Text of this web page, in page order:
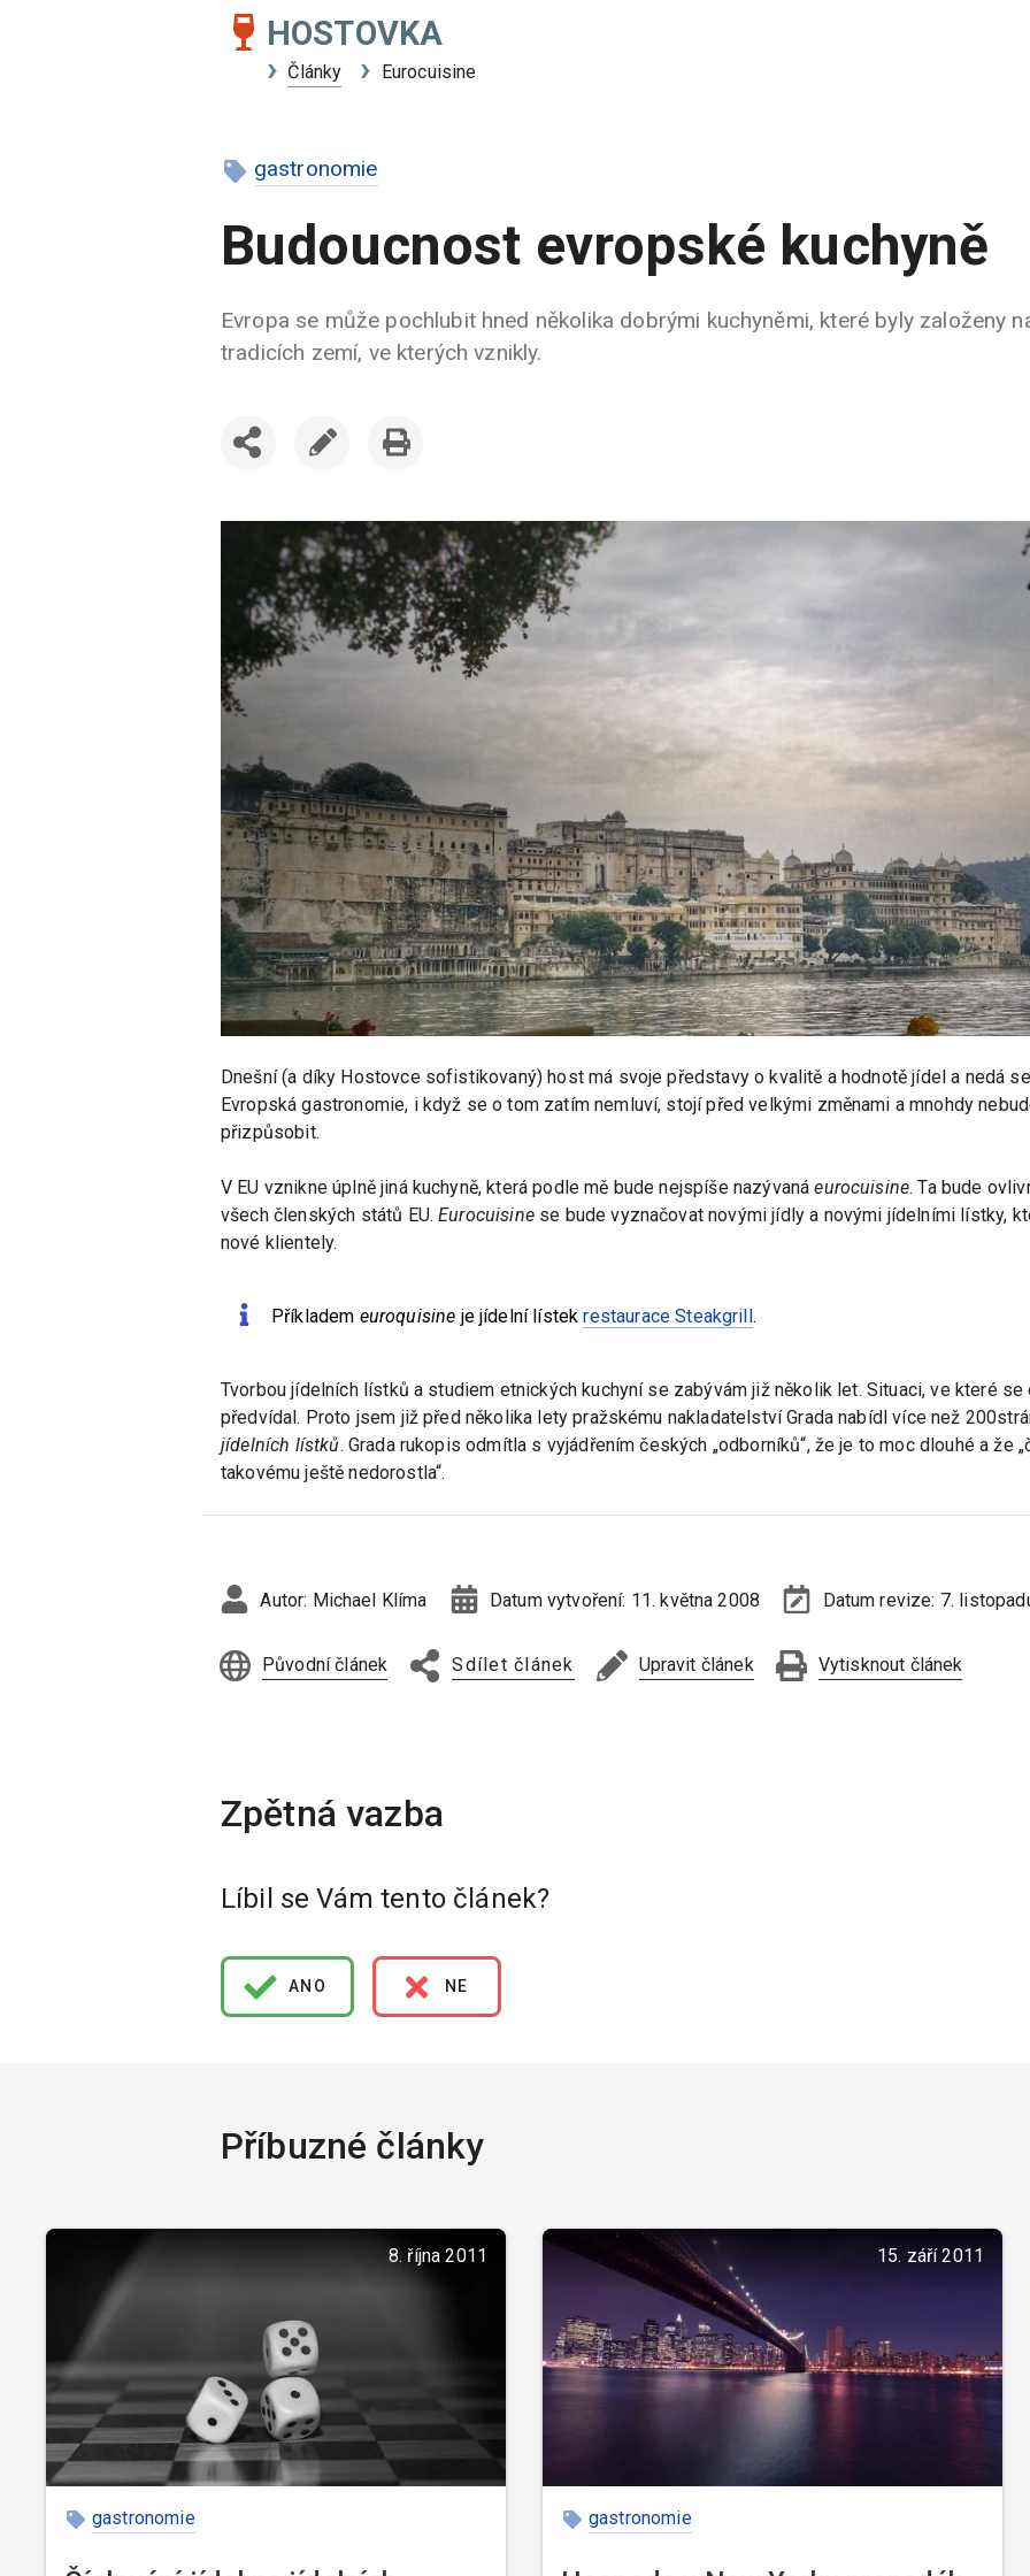
HOSTOVKA
Články Eurocuisine
gastronomie
Budoucnost evropské kuchyně
Evropa se může pochlubit hned několika dobrými kuchyněmi, které byly založeny
tradicích zemí, ve kterých vznikly.
Dnešní (a díky Hostovce sofistikovaný) host má svoje představy o kvalitě a hodnotě jídel a nedá
Evropská gastronomie, i když se o tom zatím nemluví, stojí před velkými změnami a mnohdy
přizpůsobit.
V EU vznikne úplně jiná kuchyně, která podle mě bude nejspíše nazývanáeurocuisine. Ta bude
všech členských států EU.Eurocuisinese bude vyznačovat novými jídly a novými jídelními lístky,
nové klientely.
Příkladem euroquisine je jídelní lístekrestaurace Steakgrill.
Tvorbou jídelních lístků a studiem etnických kuchyní se zabývám již několik let. Situaci, ve které
předvídal. Proto jsem již před několika lety pražskému nakladatelství Grada nabídl více než
jídelních lístků. Grada rukopis odmítla s vyjádřením českých „odborníků“, že je to moc dlouhé a že
takovému ještě nedorostla“.
Autor: Michael Klíma Datum vytvoření: 11. května 2008 Datum revize: 7.
Původní článek Sdílet článek Upravit článek Vytisknout článek
Líbil se Vám tento článek?
ANO NE
Příbuzné články
8. října 2011
gastronomie
15. září 2011
gastronomie